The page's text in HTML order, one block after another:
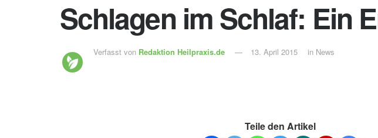
Schlagen im Schlaf: Ein
Verfasst von Redaktion Heilpraxis.de 13. April 2015 in News
Teile den Artikel